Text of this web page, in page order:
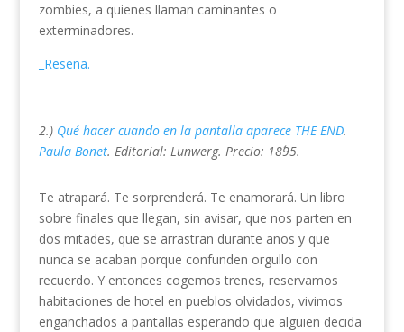
zombies, a quienes llaman caminantes o
exterminadores.
_Reseña.
2.)Qué hacer cuando en la pantalla aparece THE END.
Paula Bonet. Editorial: Lunwerg. Precio: 18´95.
Te atrapará. Te sorprenderá. Te enamorará. Un libro
sobre finales que llegan, sin avisar, que nos parten en
dos mitades, que se arrastran durante años y que
nunca se acaban porque confunden orgullo con
recuerdo. Y entonces cogemos trenes, reservamos
habitaciones de hotel en pueblos olvidados, vivimos
enganchados a pantallas esperando que alguien decida